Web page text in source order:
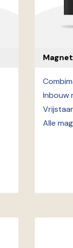
Inbouw
Alle